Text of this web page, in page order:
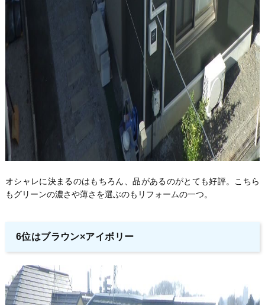
オシャレに決まるのはもちろん、品があるのがとても好評。こちら
もグリーンの濃さや薄さを選ぶのもリフォームの一つ。
6位はブラウン×アイボリー